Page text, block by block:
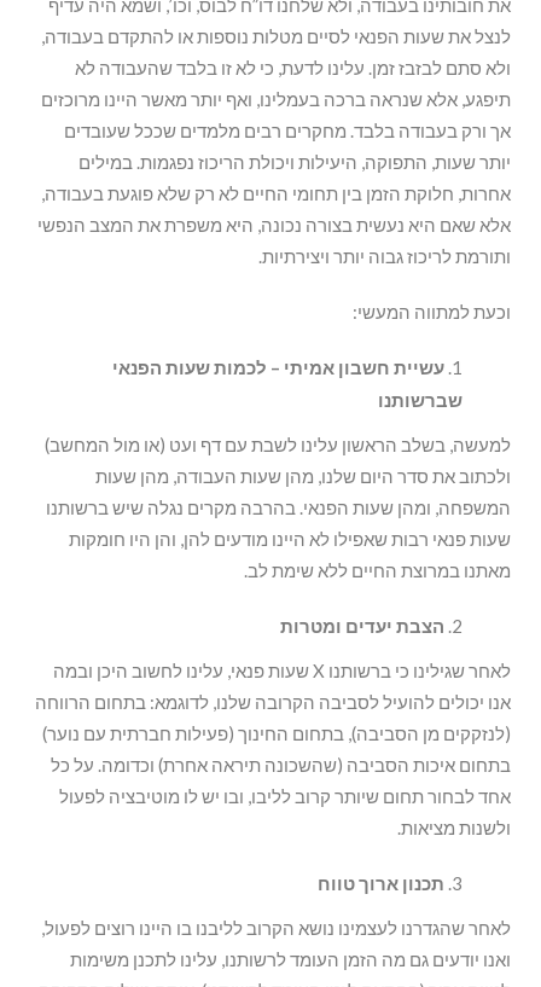
את חובותינו בעבודה, ולא שלחנו דו”ח לבוס, וכו’, ושמא היה עדיף
לנצל את שעות הפנאי לסיים מטלות נוספות או להתקדם בעבודה,
ולא סתם לבזבז זמן. עלינו לדעת, כי לא זו בלבד שהעבודה לא
תיפגע, אלא שנראה ברכה בעמלינו, ואף יותר מאשר היינו מרוכזים
אך ורק בעבודה בלבד. מחקרים רבים מלמדים שככל שעובדים
יותר שעות, התפוקה, היעילות ויכולת הריכוז נפגמות. במילים
אחרות, חלוקת הזמן בין תחומי החיים לא רק שלא פוגעת בעבודה,
אלא שאם היא נעשית בצורה נכונה, היא משפרת את המצב הנפשי
ותורמת לריכוז גבוה יותר ויצירתיות.
וכעת למתווה המעשי:
עשיית חשבון אמיתי – לכמות שעות הפנאי
שברשותנו
למעשה, בשלב הראשון עלינו לשבת עם דף ועט (או מול המחשב)
ולכתוב את סדר היום שלנו, מהן שעות העבודה, מהן שעות
המשפחה, ומהן שעות הפנאי. בהרבה מקרים נגלה שיש ברשותנו
שעות פנאי רבות שאפילו לא היינו מודעים להן, והן היו חומקות
מאתנו במרוצת החיים ללא שימת לב.
הצבת יעדים ומטרות
לאחר שגילינו כי ברשותנו X שעות פנאי, עלינו לחשוב היכן ובמה
אנו יכולים להועיל לסביבה הקרובה שלנו, לדוגמא: בתחום הרווחה
(לנזקקים מן הסביבה), בתחום החינוך (פעילות חברתית עם נוער)
בתחום איכות הסביבה (שהשכונה תיראה אחרת) וכדומה. על כל
אחד לבחור תחום שיותר קרוב לליבו, ובו יש לו מוטיבציה לפעול
ולשנות מציאות.
תכנון ארוך טווח
לאחר שהגדרנו לעצמינו נושא הקרוב לליבנו בו היינו רוצים לפעול,
ואנו יודעים גם מה הזמן העומד לרשותנו, עלינו לתכנן משימות